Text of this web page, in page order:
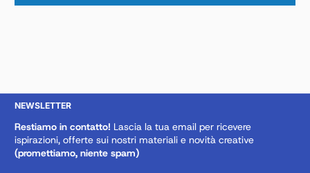
NEWSLETTER
Restiamo in contatto! Lascia la tua email per ricevere
ispirazioni, offerte sui nostri materiali e novità creative
(promettiamo, niente spam)